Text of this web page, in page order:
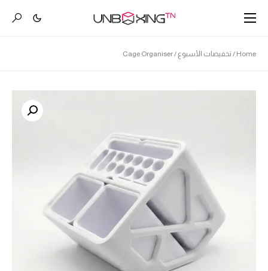
Home
/ تخفيضات الأسبوع / Cage Organiser